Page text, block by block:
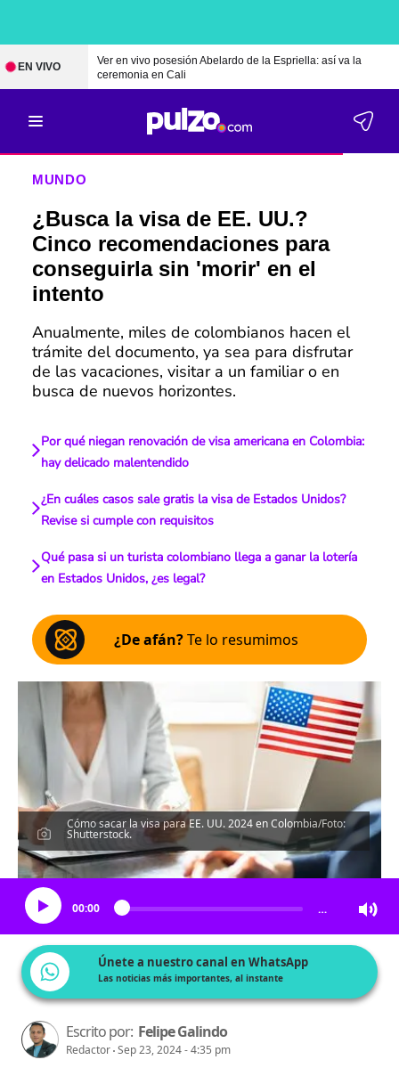
EN VIVO
Ver en vivo posesión Abelardo de la Espriella: así va la
ceremonia en Cali
MUNDO
¿Busca la visa de EE. UU.?
Cinco recomendaciones para
conseguirla sin 'morir' en el
intento
Anualmente, miles de colombianos hacen el
trámite del documento, ya sea para disfrutar
de las vacaciones, visitar a un familiar o en
busca de nuevos horizontes.
Por qué niegan renovación de visa americana en Colombia:
hay delicado malentendido
¿En cuáles casos sale gratis la visa de Estados Unidos?
Revise si cumple con requisitos
Qué pasa si un turista colombiano llega a ganar la lotería
en Estados Unidos, ¿es legal?
¿De afán?Te lo resumimos
Cómo sacar la visa para EE. UU. 2024 en Colombia/Foto:
Shutterstock.
Escucha el artículo
00:00 …
Únete a nuestro canal en WhatsApp
Las noticias más importantes, al instante
Escrito por: Felipe Galindo
Redactor Sep 23, 2024 - 4:35 pm